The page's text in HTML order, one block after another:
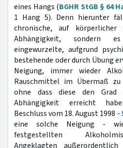
eines Hangs (BGHR StGB § 64
1 Hang 5). Denn hierunter
chronische, auf körperlicher
Abhängigkeit, sondern
eingewurzelte, aufgrund
bestehende oder durch Übung
Neigung, immer wieder
Rauschmittel im Übermaß
ohne dass diese den Grad
Abhängigkeit erreicht
Beschluss vom 18. August 1998 -
eine solche Neigung -
festgestellten
Angeklagten